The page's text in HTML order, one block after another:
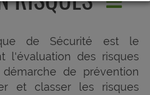
de Sécurité est le
l'évaluation des risques
de prévention
et classer les risques